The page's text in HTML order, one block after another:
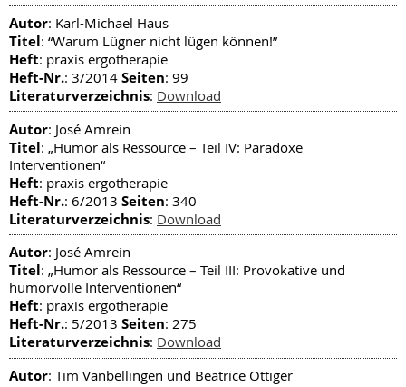
Autor: Karl-Michael Haus
Titel: “Warum Lügner nicht lügen können!”
Heft: praxis ergotherapie
Heft-Nr.: 3/2014 Seiten: 99
Literaturverzeichnis: Download
Autor: José Amrein
Titel: „Humor als Ressource – Teil IV: Paradoxe
Interventionen“
Heft: praxis ergotherapie
Heft-Nr.: 6/2013 Seiten: 340
Literaturverzeichnis: Download
Autor: José Amrein
Titel: „Humor als Ressource – Teil III: Provokative und
humorvolle Interventionen“
Heft: praxis ergotherapie
Heft-Nr.: 5/2013 Seiten: 275
Literaturverzeichnis: Download
Autor: Tim Vanbellingen und Beatrice Ottiger